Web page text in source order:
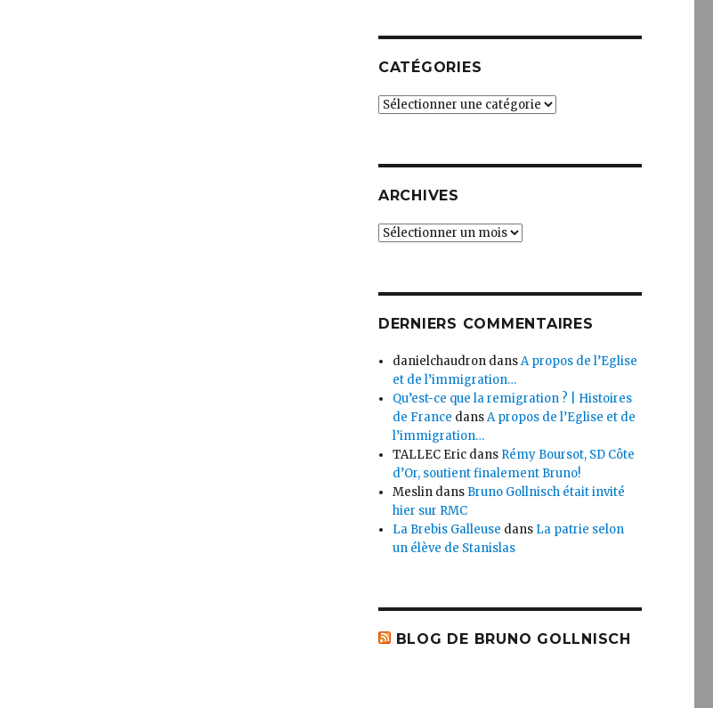
CATÉGORIES
Catégories
ARCHIVES
Archives
DERNIERS COMMENTAIRES
danielchaudron dansA propos de l’Eglise
et de l’immigration…
Qu’est-ce que la remigration ? | Histoires
de France dansA propos de l’Eglise et de
l’immigration…
TALLEC Eric dans Rémy Boursot, SD Côte
d’Or, soutient finalement Bruno!
Meslin dans Bruno Gollnisch était invité
hier sur RMC
La Brebis Galleuse dans La patrie selon
un élève de Stanislas
BLOG DE BRUNO GOLLNISCH